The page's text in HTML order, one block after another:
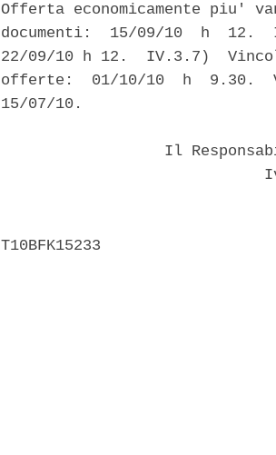
Offerta economicamente piu'
documenti:  15/09/10  h  12.
22/09/10 h 12.  IV.3.7)
offerte:  01/10/10  h  9.30.
15/07/10.
Il